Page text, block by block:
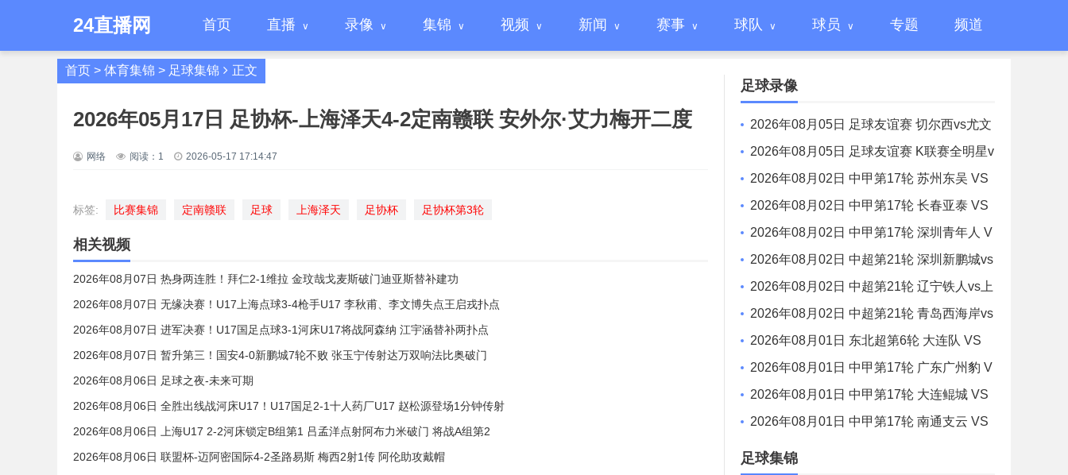
24直播网 首页 直播 录像 集锦 视频 新闻 赛事 球队 球员 专题 频道
首页 > 体育集锦 > 足球集锦 正文
2026年05月17日 足协杯-上海泽天4-2定南赣联 安外尔·艾力梅开二度
网络 阅读： 1 2026-05-17 17:14:47
标签: 比赛集锦 定南赣联 足球 上海泽天 足协杯 足协杯第3轮
相关视频
2026年08月07日 热身两连胜！拜仁2-1维拉 金玟哉戈麦斯破门迪亚斯替补建功
2026年08月07日 无缘决赛！U17上海点球3-4枪手U17 李秋甫、李文博失点王启戎扑点
2026年08月07日 进军决赛！U17国足点球3-1河床U17将战阿森纳 江宇涵替补两扑点
2026年08月07日 暂升第三！国安4-0新鹏城7轮不败 张玉宁传射达万双响法比奥破门
2026年08月06日 足球之夜-未来可期
2026年08月06日 全胜出线战河床U17！U17国足2-1十人药厂U17 赵松源登场1分钟传射
2026年08月06日 上海U17 2-2河床锁定B组第1 吕孟洋点射阿布力米破门 将战A组第2
2026年08月06日 联盟杯-迈阿密国际4-2圣路易斯 梅西2射1传 阿伦助攻戴帽
足球录像
2026年08月05日 足球友谊赛 切尔西vs尤文
图斯 全场录像
2026年08月05日 足球友谊赛 K联赛全明星v
s曼城 全场录像
2026年08月02日 中甲第17轮 苏州东吴 VS
梅州客家 全场录像
2026年08月02日 中甲第17轮 长春亚泰 VS
石家庄功夫 全场录像
2026年08月02日 中甲第17轮 深圳青年人 V
S 无锡吴钩 全场录像
2026年08月02日 中超第21轮 深圳新鹏城vs
重庆铜梁龙 全场录像
2026年08月02日 中超第21轮 辽宁铁人vs上
海申花 全场录像
2026年08月02日 中超第21轮 青岛西海岸vs
青岛海牛 全场录像
2026年08月01日 东北超第6轮 大连队 VS
鸡西队 全场录像
2026年08月01日 中甲第17轮 广东广州豹 V
S 佛山南狮 全场录像
2026年08月01日 中甲第17轮 大连鲲城 VS
陕西联合 全场录像
2026年08月01日 中甲第17轮 南通支云 VS
定南赣联 全场录像
足球集锦